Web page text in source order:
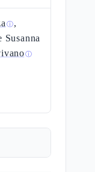
ⓘ,
Susanna
ⓘ